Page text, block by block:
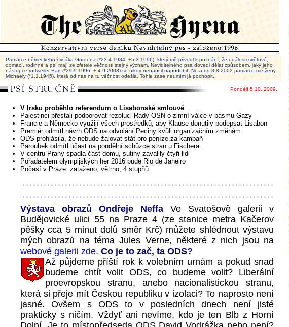
Památce německého ovčáka Gordona (*23.4.1984, +5.3.1996), který mě přivedl k poznání, že události světové,
domácí, rodinné a psí mají ze zřetele věčnosti stejný význam. Neviditelného psa dovedl dělat způsobem, jaký jeho
nástupce rottweiler Bart (*29.9.1996, + 4.9.2008) se nikdy nenaučil napodobit. No a od 8.8.2002 památce mé ženy
Michaely (*1.1.1945), která od nás na tu věčnost odešla. Tohle zase neumím já pochopit.
Pondělí 5.10. 2009
V Irsku proběhlo referendum o Lisabonské smlouvě
Palestinci přestali podporovat rezoluci Rady OSN o zimní válce v pásmu Gazy
Francie a Německo využijí všech prostředků, aby Klause donutily podepsat Lisabon
Premiér odmítl návrh ODS na odvolání Peciny kvůli organizačním změnám
ODS prohlásila, že nebude žalovat stát pro peníze za kampaň
Paroubek odmítl účast na pondělní schůzce stran u Fischera
V centru Prahy spadla část domu, sutiny zavalily čtyři lidi
Pořadatelem olympijských her 2016 bude Rio de Janeiro
Počasí v Praze: zataženo, větrno, 4 stupňů
Výstava obrazů Ondřeje Neffa Ve Svatošově galerii v
Budějovické ulici 55 na Praze 4 (ze stanice metra Kačerov
pěšky cca 5 minut dolů směr Krč) můžete shlédnout výstavu
mých obrazů na téma Jules Verne, některé z nich jsou na
webové galerii zde. Co je to zač, ta ODS?
Až půjdeme příští rok k volebním urnám a pokud snad
budeme chtít volit ODS, co budeme volit? Liberální
proevropskou stranu, anebo nacionalistickou stranu,
která si přeje mít Českou republiku v izolaci? To naprosto není
jasné. Ovšem s ODS to v posledních dnech není jisté
prakticky s ničím. Vždyť ani nevíme, kdo je ten Blb z Horní